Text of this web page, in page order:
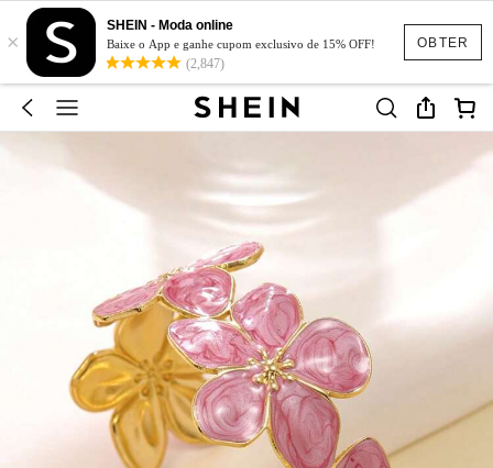
OBTER
×
SHEIN - Moda online
Baixe o App e ganhe cupom exclusivo de 15% OFF!
(2,847)